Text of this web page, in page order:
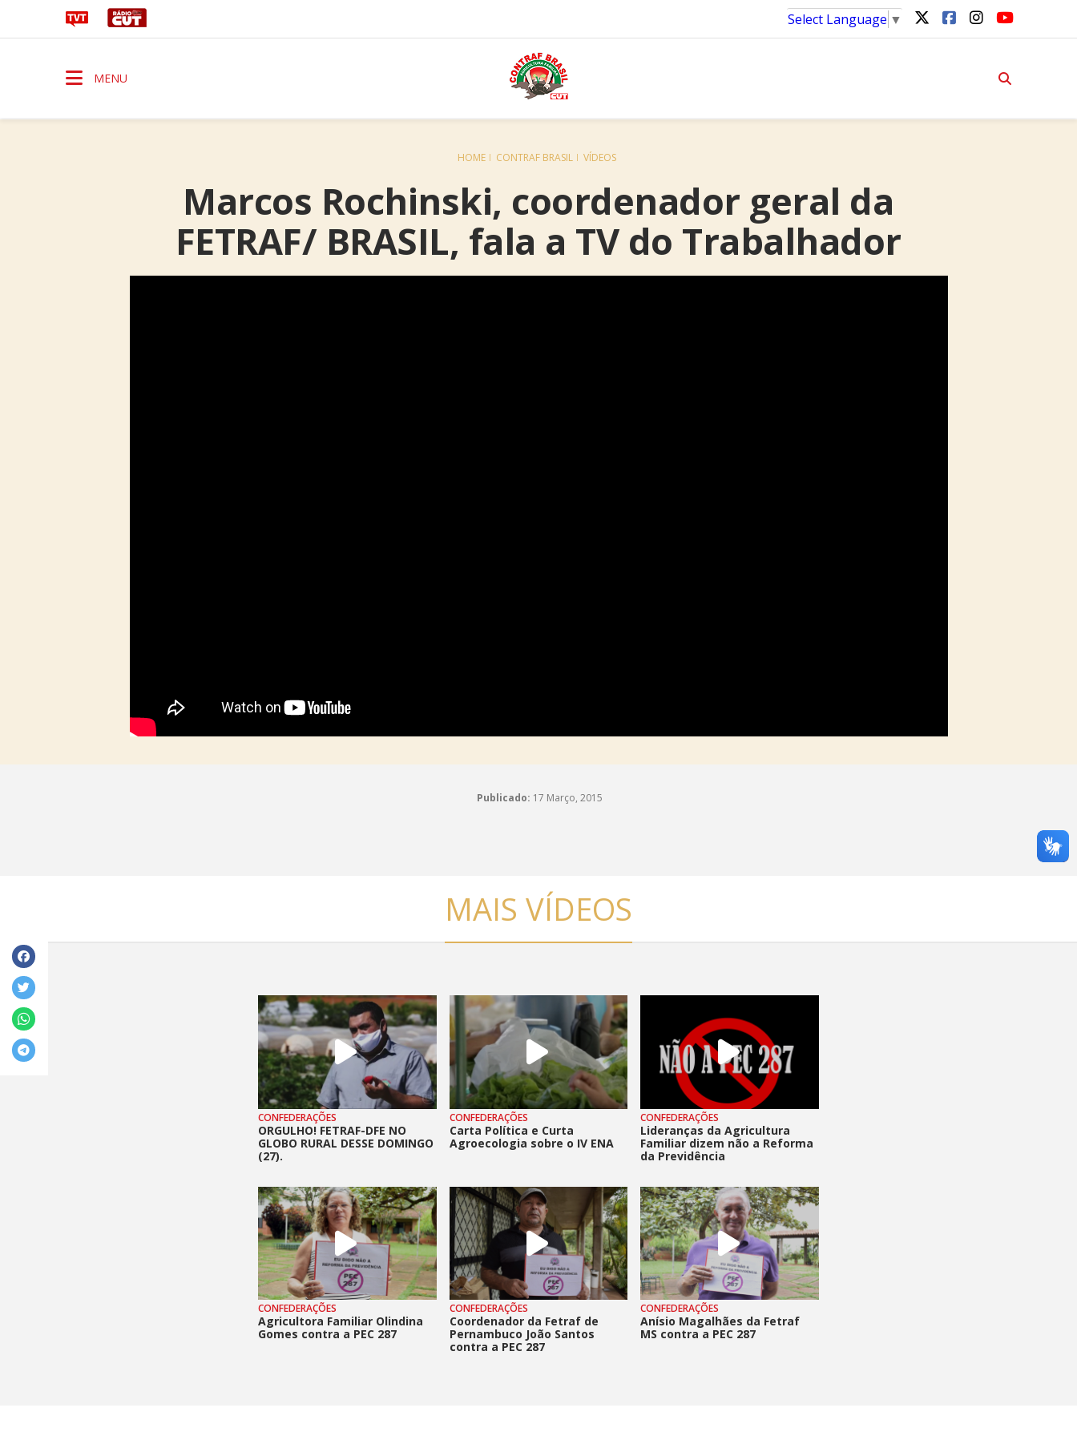
Select Language ▼
MENU
HOME CONTRAF BRASIL VÍDEOS
Marcos Rochinski, coordenador geral da
FETRAF/ BRASIL, fala a TV do Trabalhador
Publicado: 17 Março, 2015
MAIS VÍDEOS
CONFEDERAÇÕES
ORGULHO! FETRAF-DFE NO
GLOBO RURAL DESSE DOMINGO
(27).
CONFEDERAÇÕES
Carta Política e Curta
Agroecologia sobre o IV ENA
CONFEDERAÇÕES
Lideranças da Agricultura
Familiar dizem não a Reforma
da Previdência
CONFEDERAÇÕES
Agricultora Familiar Olindina
Gomes contra a PEC 287
CONFEDERAÇÕES
Coordenador da Fetraf de
Pernambuco João Santos
contra a PEC 287
CONFEDERAÇÕES
Anísio Magalhães da Fetraf
MS contra a PEC 287